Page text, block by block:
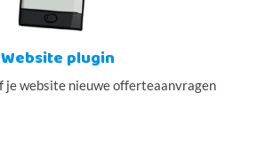
Website plugin
je website nieuwe offerteaanvragen